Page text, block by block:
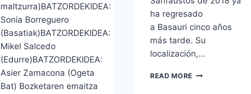
maltzurra)BATZORDEKIDEA:
Sonia Borreguero
(Basatiak)BATZORDEKIDEA:
Mikel Salcedo
(Edurre)BATZORDEKIDEA:
Asier Zamacona (Ogeta
Bat) Bozketaren emaitza
ha regresado
a Basauri cinco años
más tarde. Su
localización,…
READ MORE BASAURI